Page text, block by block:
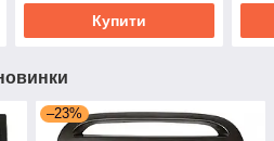
Купити
–23%